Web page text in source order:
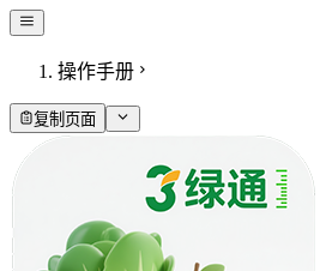
操作手册
复制页面